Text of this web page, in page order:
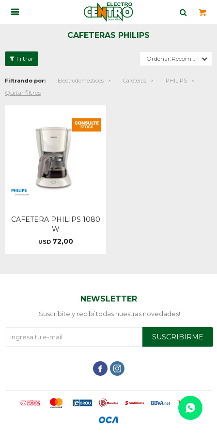

CAFETERAS PHILIPS
Recomendados
Filtrando por: Electrodomésticos Cafeteras PHILIPS
Quitar filtros
CAFETERA PHILIPS 1080
W
USD 72,00
NEWSLETTER
¡Suscribite y recibí todas nuestras novedades!
SUSCRIBIRME
 